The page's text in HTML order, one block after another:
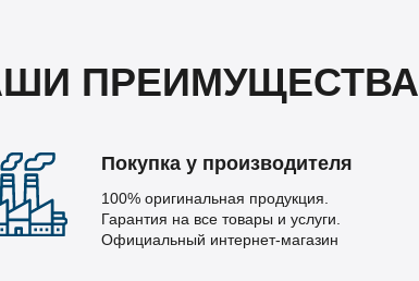
ПРЕИМУЩЕСТВА
Покупка у производителя
100% оригинальная продукция.
Гарантия на все товары и услуги.
Официальный интернет-магазин